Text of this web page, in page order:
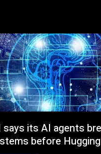
says its AI agents
before